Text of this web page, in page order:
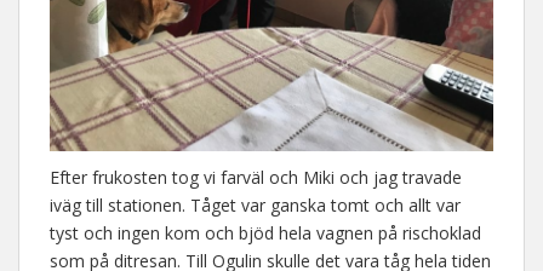
Efter frukosten tog vi farväl och Miki och jag travade
iväg till stationen. Tåget var ganska tomt och allt var
tyst och ingen kom och bjöd hela vagnen på rischoklad
som på ditresan. Till Ogulin skulle det vara tåg hela tiden